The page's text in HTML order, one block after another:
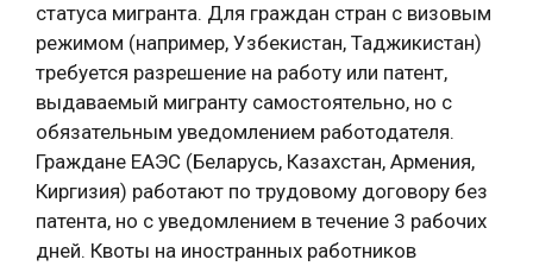
статуса мигранта. Для граждан стран с визовым
режимом (например, Узбекистан, Таджикистан)
требуется разрешение на работу или патент,
выдаваемый мигранту самостоятельно, но с
обязательным уведомлением работодателя.
Граждане ЕАЭС (Беларусь, Казахстан, Армения,
Киргизия) работают по трудовому договору без
патента, но с уведомлением в течение 3 рабочих
дней. Квоты на иностранных работников